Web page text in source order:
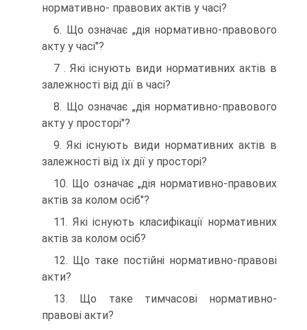
нормативно- правових актів у часі?
6. Що означає „дія нормативно-правового
акту у часі"?
7 . Які існують види нормативних актів в
залежності від дії в часі?
8. Що означає „дія нормативно-правового
акту у просторі"?
9. Які існують види нормативних актів в
залежності від їх дії у просторі?
10. Що означає „дія нормативно-правових
актів за колом осіб"?
11. Які існують класифікації нормативних
актів за колом осіб?
12. Що таке постійні нормативно-правові
акти?
13. Що таке тимчасові нормативно-
правові акти?